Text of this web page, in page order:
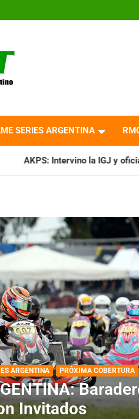
del
SERIES ARGENTINA
y oficializó el llamado a